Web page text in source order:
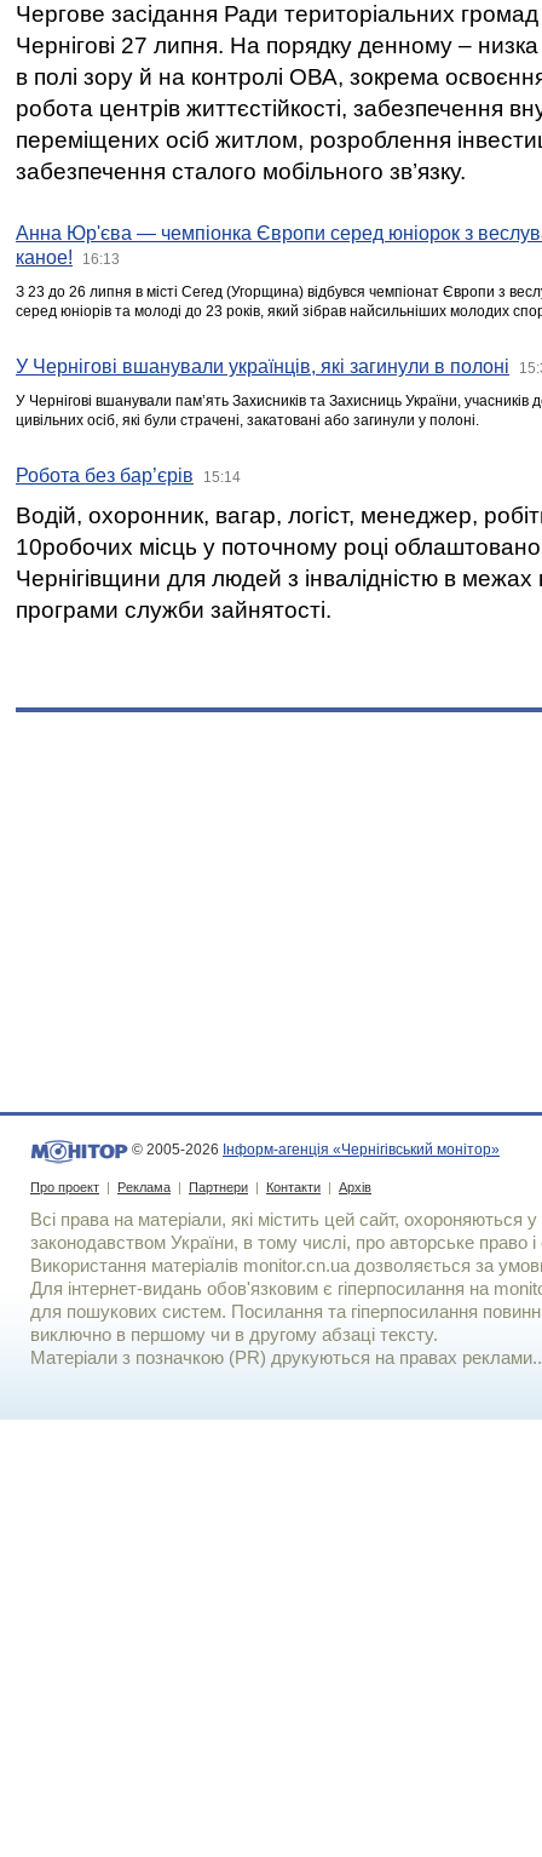
Чергове засідання Ради територіальних громад
Чернігові 27 липня. На порядку денному –
в полі зору й на контролі ОВА, зокрема освоєння
робота центрів життєстійкості, забезпечення
переміщених осіб житлом, розроблення
забезпечення сталого мобільного зв’язку.
Анна Юр'єва — чемпіонка Європи серед юніорок з
каное!
16:13
З 23 до 26 липня в місті Сегед (Угорщина) відбувся чемпіонат Європи з
серед юніорів та молоді до 23 років, який зібрав найсильніших молодих
У Чернігові вшанували українців, які загинули в полоні
У Чернігові вшанували пам’ять Захисників та Захисниць України,
цивільних осіб, які були страчені, закатовані або загинули у полоні.
Робота без бар’єрів 15:14
Водій, охоронник, вагар, логіст, менеджер,
10робочих місць у поточному році
Чернігівщини для людей з інвалідністю в межах
програми служби зайнятості.
© 2005-2026 Інформ-агенція «Чернігівський монітор»
Про проект | Реклама | Партнери | Контакти | Архів
Всі права на матеріали, які містить цей сайт, охороняються у
законодавством України, в тому числі, про авторське право і
Використання матерiалiв monitor.cn.ua дозволяється за
Для iнтернет-видань обов'язковим є гiперпосилання на
для пошукових систем. Посилання та гіперпосилання
виключно в першому чи в другому абзаці тексту.
Матеріали з позначкою (PR) друкуються на правах реклами..